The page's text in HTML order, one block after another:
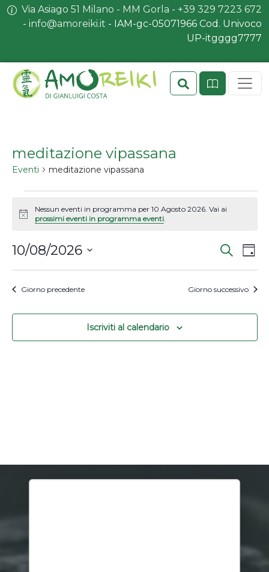
Via Asiago 51 Milano - MM Gorla - +39 329 7223 672
- info@amoreiki.it - ​​IAM-gc-05071966 Cod. Univoco
UP-itgggg7777
Search
meditazione vipassana
Eventi meditazione vipassana
Notice
Nessun eventi in programma per 10 Agosto 2026. Vai ai
prossimi eventi in programma eventi
Eventi
Ricerca
e
Cerca
10/08/2026
data.
Giorno precedente Giorno successivo
Iscriviti al calendario